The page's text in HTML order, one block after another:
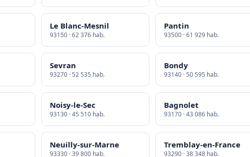
Le Blanc-Mesnil
93150 · 62 376 hab.
Pantin
93500 · 61 929 hab.
Sevran
93270 · 52 535 hab.
Bondy
93140 · 50 595 hab.
Noisy-le-Sec
93130 · 45 510 hab.
Bagnolet
93170 · 43 086 hab.
Neuilly-sur-Marne
93330 · 39 800 hab.
Tremblay-en-France
93290 · 38 348 hab.